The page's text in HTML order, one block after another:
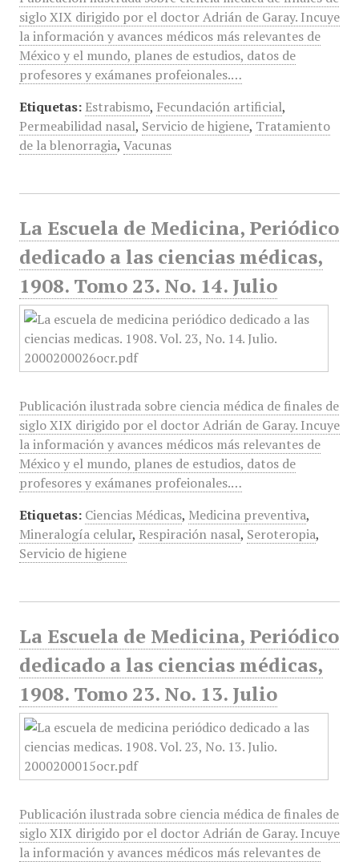
siglo XIX dirigido por el doctor Adrián de Garay. Incuye
la información y avances médicos más relevantes de
México y el mundo, planes de estudios, datos de
profesores y exámanes profeionales.…
Etiquetas: Estrabismo, Fecundación artificial,
Permeabilidad nasal, Servicio de higiene, Tratamiento
de la blenorragia, Vacunas
La Escuela de Medicina, Periódico
dedicado a las ciencias médicas,
1908. Tomo 23. No. 14. Julio
Publicación ilustrada sobre ciencia médica de finales de
siglo XIX dirigido por el doctor Adrián de Garay. Incuye
la información y avances médicos más relevantes de
México y el mundo, planes de estudios, datos de
profesores y exámanes profeionales.…
Etiquetas: Ciencias Médicas, Medicina preventiva,
Mineralogía celular, Respiración nasal, Seroteropia,
Servicio de higiene
La Escuela de Medicina, Periódico
dedicado a las ciencias médicas,
1908. Tomo 23. No. 13. Julio
Publicación ilustrada sobre ciencia médica de finales de
siglo XIX dirigido por el doctor Adrián de Garay. Incuye
la información y avances médicos más relevantes de